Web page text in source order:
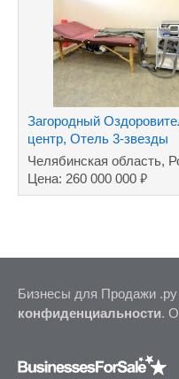
Загородный
центр, Отель 3-звезды
Челябинская область,
Цена: 260 000 000 ₽
Бизнесы для Продажи
конфиденциальности.